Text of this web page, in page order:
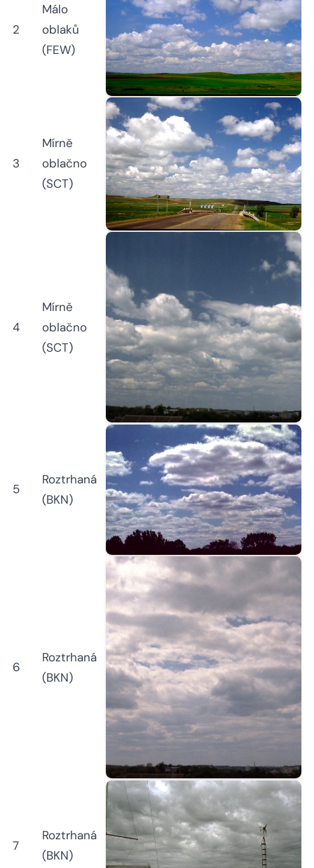
2
Málo
oblaků
(FEW)
3
Mírně
oblačno
(SCT)
4
Mírně
oblačno
(SCT)
5
Roztrhaná
(BKN)
6
Roztrhaná
(BKN)
7
Roztrhaná
(BKN)